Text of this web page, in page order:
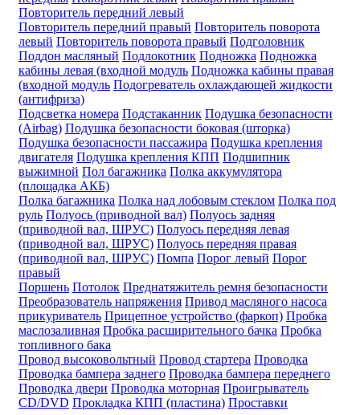
Повторитель передний левый
Повторитель передний правый Повторитель поворота
левый Повторитель поворота правый Подголовник
Поддон масляный Подлокотник Подножка Подножка
кабины левая (входной модуль Подножка кабины правая
(входной модуль Подогреватель охлаждающей жидкости
(антифриза)
Подсветка номера Подстаканник Подушка безопасности
(Airbag) Подушка безопасности боковая (шторка)
Подушка безопасности пассажира Подушка крепления
двигателя Подушка крепления КПП Подшипник
выжимной Пол багажника Полка аккумулятора
(площадка АКБ)
Полка багажника Полка над лобовым стеклом Полка под
руль Полуось (приводной вал) Полуось задняя
(приводной вал, ШРУС) Полуось передняя левая
(приводной вал, ШРУС) Полуось передняя правая
(приводной вал, ШРУС) Помпа Порог левый Порог
правый
Поршень Потолок Преднатяжитель ремня безопасности
Преобразователь напряжения Привод масляного насоса
прикуриватель Прицепное устройство (фаркоп) Пробка
маслозаливная Пробка расширительного бачка Пробка
топливного бака
Провод высоковольтный Провод стартера Проводка
Проводка бампера заднего Проводка бампера переднего
Проводка двери Проводка моторная Проигрыватель
CD/DVD Прокладка КПП (пластина) Проставки